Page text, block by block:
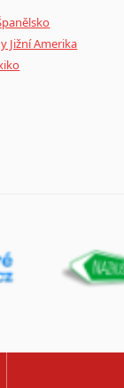
Jižní Amerika